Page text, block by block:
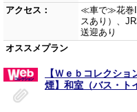
アクセス：
≪車で≫花巻
スあり）、
送迎あり
オススメプラン
【Ｗｅｂコレクシ
煙】和室（バス・ト